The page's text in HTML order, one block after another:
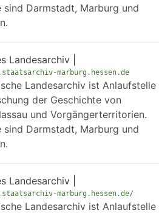
sind Darmstadt, Marburg und
Landesarchiv |
marburg.hessen.de
Landesarchiv ist Anlaufstelle
der Geschichte von
und Vorgängerterritorien.
sind Darmstadt, Marburg und
Landesarchiv |
marburg.hessen.de/
Landesarchiv ist Anlaufstelle